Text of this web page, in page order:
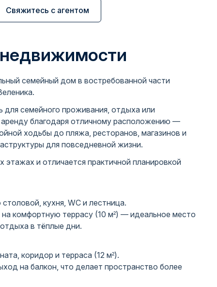
Свяжитесь с агентом
семейный дом в востребованной части
семейного проживания, отдыха или
аренду благодаря отличному расположению —
ходьбы до пляжа, ресторанов, магазинов и
для повседневной жизни.
этажах и отличается практичной планировкой
кухня, WC и лестница.
комфортную террасу (10 м²) — идеальное место
в тёплые дни.
коридор и терраса (12 м²).
на балкон, что делает пространство более